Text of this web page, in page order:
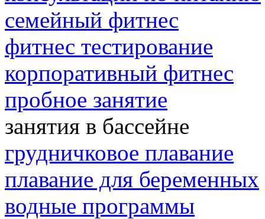
семейный фитнес
фитнес тестирование
корпоративный фитнес
пробное занятие
занятия в бассейне
грудничковое плавание
плавание для беременных
водные программы